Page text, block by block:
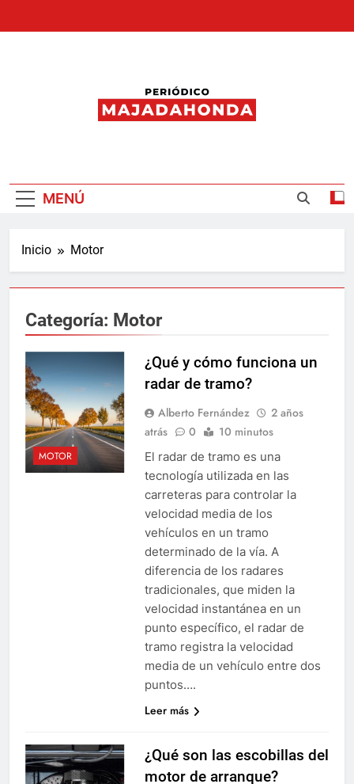
Majadahonda
MENÚ
Inicio Motor
Categoría: Motor
MOTOR
¿Qué y cómo funciona un
radar de tramo?
Alberto Fernández
2 años
atrás
0 10 minutos
El radar de tramo es una
tecnología utilizada en las
carreteras para controlar la
velocidad media de los
vehículos en un tramo
determinado de la vía. A
diferencia de los radares
tradicionales, que miden la
velocidad instantánea en un
punto específico, el radar de
tramo registra la velocidad
media de un vehículo entre dos
puntos….
Leer más
¿Qué son las escobillas del
motor de arranque?